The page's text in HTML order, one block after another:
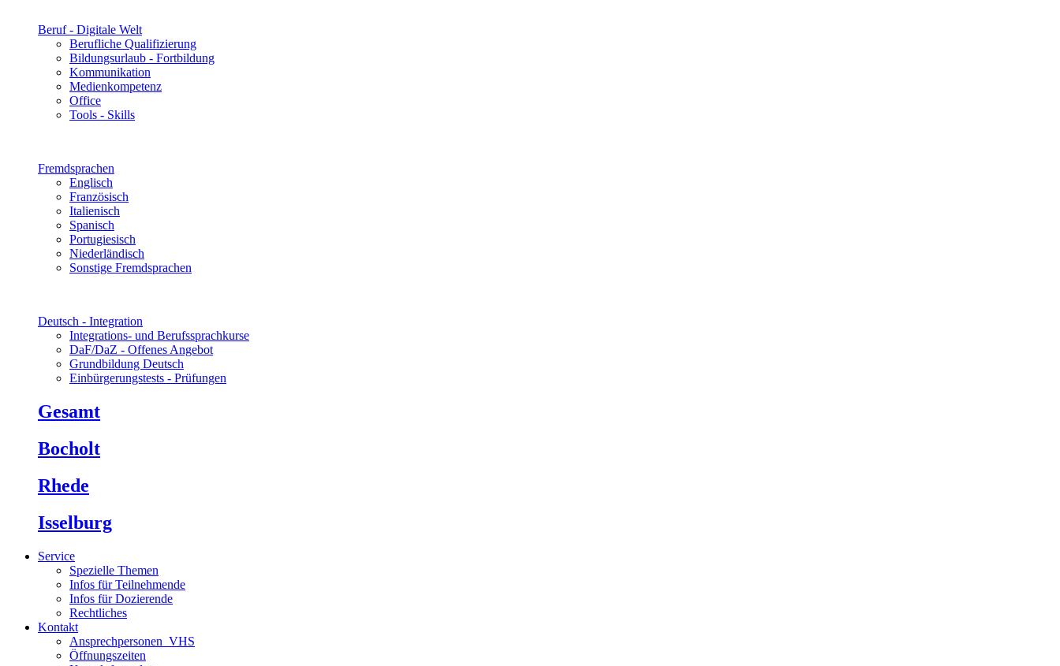
Beruf - Digitale Welt
Berufliche Qualifizierung
Bildungsurlaub - Fortbildung
Kommunikation
Medienkompetenz
Office
Tools - Skills
Fremdsprachen
Englisch
Französisch
Italienisch
Spanisch
Portugiesisch
Niederländisch
Sonstige Fremdsprachen
Deutsch - Integration
Integrations- und Berufssprachkurse
DaF/DaZ - Offenes Angebot
Grundbildung Deutsch
Einbürgerungstests - Prüfungen
Gesamt
Bocholt
Rhede
Isselburg
Service
Spezielle Themen
Infos für Teilnehmende
Infos für Dozierende
Rechtliches
Kontakt
Ansprechpersonen_VHS
Öffnungszeiten